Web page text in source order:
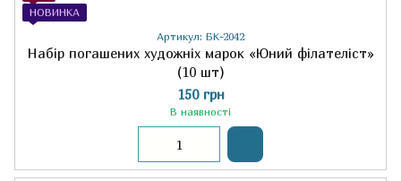
НОВИНКА
Артикул: БК-2042
Набір погашених художніх марок «Юний філателіст»
(10 шт)
150 грн
В наявності